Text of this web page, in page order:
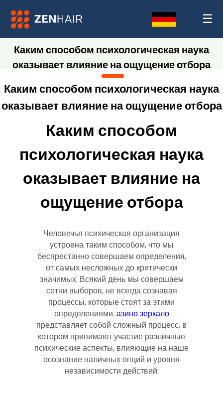
☰
Каким способом психологическая наука
оказывает влияние на ощущение отбора
Каким способом психологическая наука
оказывает влияние на ощущение отбора
Каким способом
психологическая наука
оказывает влияние на
ощущение отбора
Человечья психическая организация
устроена таким способом, что мы
беспрестанно совершаем определения,
от самых несложных до критически
значимых. Всякий день мы совершаем
сотни выборов, не всегда сознавая
процессы, которые стоят за этими
определениями. азино зеркало
представляет собой сложный процесс, в
котором принимают участие различные
психические аспекты, влияющие на наше
осознание наличных опций и уровня
независимости действий.